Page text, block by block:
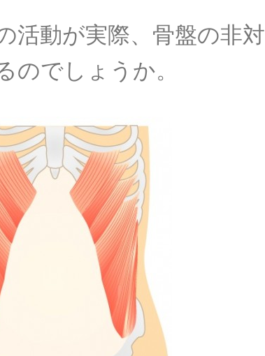
活動が実際、骨盤の非対
のでしょうか。